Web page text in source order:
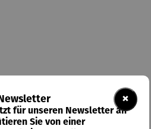
×
Newsletter
für unseren Newsletter an
Sie von einer